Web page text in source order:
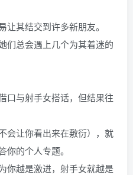
其结交到许多新朋友。
们总会遇上几个为其着迷的
口与射手女搭话，但结果往
会让你看出来在敷衍），就
的个人专题。
你越是激进，射手女就越是